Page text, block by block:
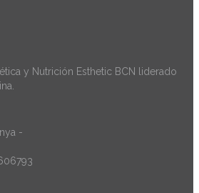
y Nutrición Esthetic BCN liderado